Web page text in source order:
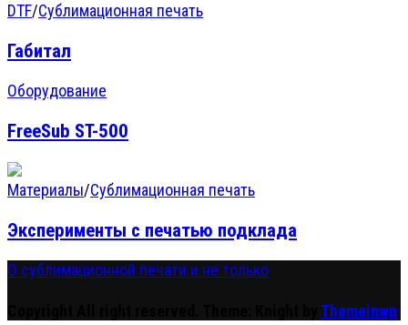
DTF/Сублимационная печать
Габитал
Оборудование
FreeSub ST-500
Материалы/Сублимационная печать
Эксперименты с печатью подклада
О сублимационной печати и не только
Themeinwp